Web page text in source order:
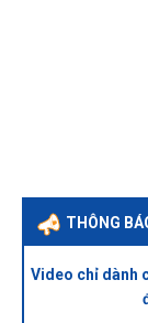
THÔNG
Video chỉ dành